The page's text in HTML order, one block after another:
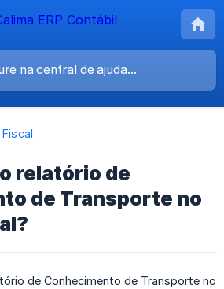
relatório de
de Transporte no
de Conhecimento de Transporte no